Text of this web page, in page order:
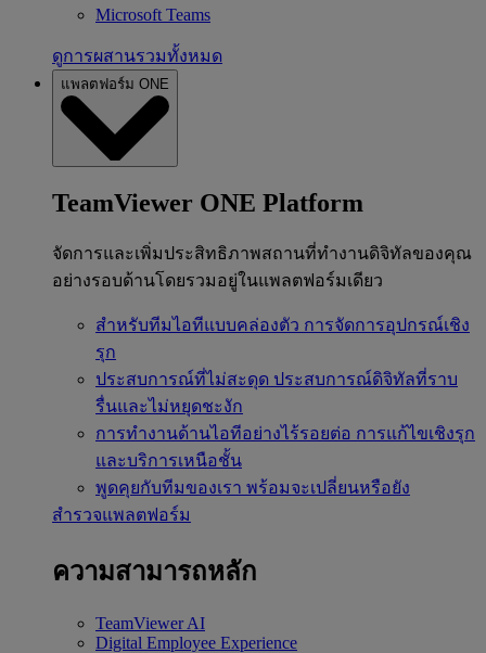
Microsoft Teams
ดูการผสานรวมทั้งหมด
แพลตฟอร์ม ONE
TeamViewer ONE Platform
จัดการและเพิ่มประสิทธิภาพสถานที่ทำงานดิจิทัลของคุณ
อย่างรอบด้านโดยรวมอยู่ในแพลตฟอร์มเดียว
สำหรับทีมไอทีแบบคล่องตัว การจัดการอุปกรณ์เชิง
รุก
ประสบการณ์ที่ไม่สะดุด ประสบการณ์ดิจิทัลที่ราบ
รื่นและไม่หยุดชะงัก
การทำงานด้านไอทีอย่างไร้รอยต่อ การแก้ไขเชิงรุก
และบริการเหนือชั้น
พูดคุยกับทีมของเรา พร้อมจะเปลี่ยนหรือยัง
สำรวจแพลตฟอร์ม
ความสามารถหลัก
TeamViewer AI
Digital Employee Experience